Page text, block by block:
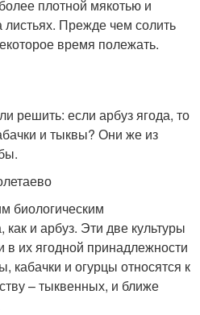
плотной мякотью и
Прежде чем солить
время полежать.
решить: если арбуз ягода, то
и тыквы? Они же из
биологическим
и арбуз. Эти две культуры
их ягодной принадлежности
кабачки и огурцы относятся к
– тыквенных, и ближе